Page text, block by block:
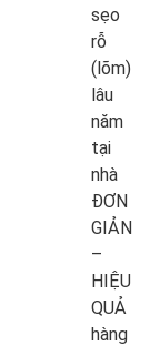
sẹo
rỗ
(lõm)
lâu
năm
tại
nhà
ĐƠN
GIẢN
–
HIỆU
QUẢ
hàng